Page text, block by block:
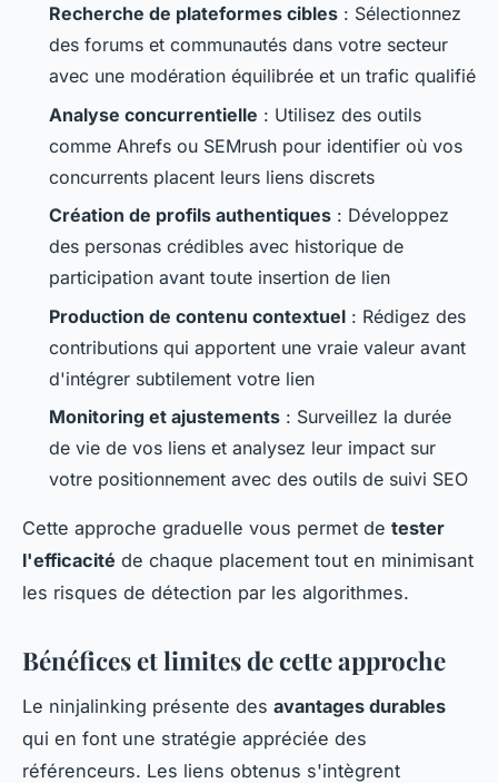
Recherche de plateformes cibles : Sélectionnez
des forums et communautés dans votre secteur
avec une modération équilibrée et un trafic qualifié
Analyse concurrentielle : Utilisez des outils
comme Ahrefs ou SEMrush pour identifier où vos
concurrents placent leurs liens discrets
Création de profils authentiques : Développez
des personas crédibles avec historique de
participation avant toute insertion de lien
Production de contenu contextuel : Rédigez des
contributions qui apportent une vraie valeur avant
d'intégrer subtilement votre lien
Monitoring et ajustements : Surveillez la durée
de vie de vos liens et analysez leur impact sur
votre positionnement avec des outils de suivi SEO
Cette approche graduelle vous permet de tester
l'efficacité de chaque placement tout en minimisant
les risques de détection par les algorithmes.
Bénéfices et limites de cette approche
Le ninjalinking présente des avantages durables
qui en font une stratégie appréciée des
référenceurs. Les liens obtenus s'intègrent